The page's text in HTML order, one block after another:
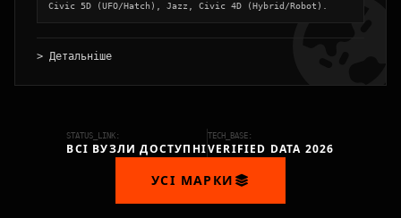
Civic 5D (UFO/Hatch), Jazz, Civic 4D (Hybrid/Robot).
> Детальніше
STATUS_LINK:
ВСІ ВУЗЛИ ДОСТУПНІ
TECH_BASE:
VERIFIED DATA 2026
УСІ МАРКИ